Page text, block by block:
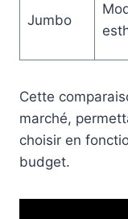
Jumbo
Cette
marché,
choisir en
budget.